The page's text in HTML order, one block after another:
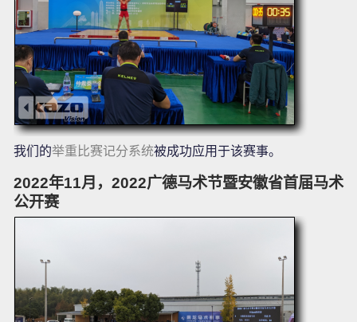
我们的举重比赛记分系统被成功应用于该赛事。
2022年11月，2022广德马术节暨安徽省首届马术
公开赛